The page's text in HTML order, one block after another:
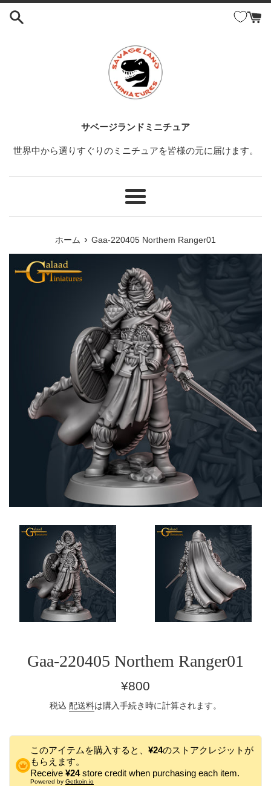
コ
サベージランドミニチュア
世界中から選りすぐりのミニチュアを皆様の元に届けます。
メ
ホーム › Gaa-220405 Northem Ranger01
Gaa-220405 Northem Ranger01
通
価
¥800
税込 配送料は購入手続き時に計算されます。
このアイテムを購入すると、 ¥24のストアクレジットが
もらえます。
Receive ¥24store credit when purchasing each item.
Powered by Getkoin.io